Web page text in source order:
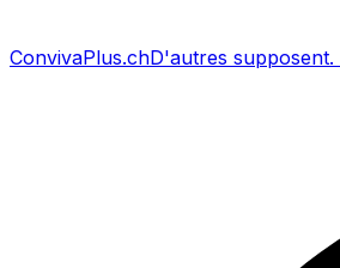
ConvivaPlus.chD'autres supposent.